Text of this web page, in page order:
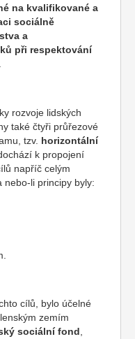
na kvalifikované a
sociálně
a
při respektování
rozvoje lidských
také čtyři průřezové
tzv. horizontální
k propojení
napříč celým
nebo-li principy byly:
cílů, bylo účelné
zemím
sociální fond